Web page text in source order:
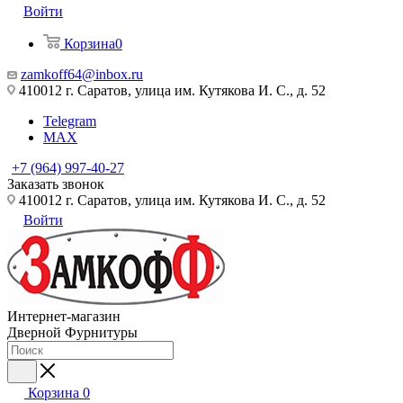
Войти
Корзина0
zamkoff64@inbox.ru
410012 г. Саратов, улица им. Кутякова И. С., д. 52
Telegram
MAX
+7 (964) 997-40-27
Заказать звонок
410012 г. Саратов, улица им. Кутякова И. С., д. 52
Войти
Интернет-магазин
Дверной Фурнитуры
Корзина 0